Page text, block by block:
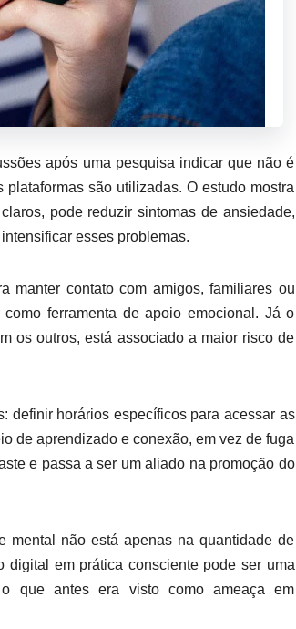
após uma pesquisa indicar que não é
são utilizadas. O estudo mostra
pode reduzir sintomas de ansiedade,
esses problemas.
manter contato com amigos, familiares ou
ferramenta de apoio emocional. Já o
os outros, está associado a maior risco de
definir horários específicos para acessar as
de aprendizado e conexão, em vez de fuga
e passa a ser um aliado na promoção do
mental não está apenas na quantidade de
digital em prática consciente pode ser uma
o que antes era visto como ameaça em